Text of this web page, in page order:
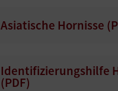
Asiatische Hornisse (
Identifizierungshilfe
(PDF)